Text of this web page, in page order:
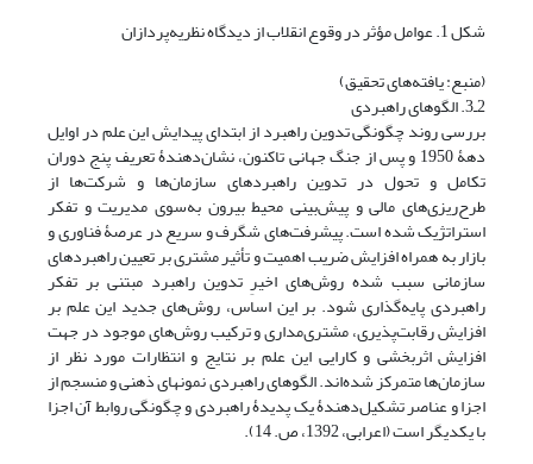
شکل 1. عوامل مؤثر در وقوع انقلاب از دیدگاه نظریه‌پردازان
(منبع: یافته‌های تحقیق)
2ـ3. الگوهای راهبردی
بررسی روند چگونگی تدوین راهبرد از ابتدای پیدایش این علم در اوایل
دهۀ 1950 و پس از جنگ جهانی تاکنون، نشان‌دهندۀ تعریف پنج دوران
تکامل و تحول در تدوین راهبردهای سازمان‌ها و شرکت‌ها از
طرح‌ریزی‌های مالی و پیش‌بینی محیط بیرون به‌سوی مدیریت و تفکر
استراتژیک شده است. پیشرفت‌های شگرف و سریع در عرصۀ فناوری و
بازار به همراه افزایش ضریب اهمیت و تأثیر مشتری بر تعیین راهبردهای
سازمانی سبب شده روش‌های اخیرِ تدوین راهبرد مبتنی بر تفکر
راهبردی پایه‌گذاری شود. بر این اساس، روش‌های جدید این علم بر
افزایش رقابت‌پذیری، مشتری‌مداری و ترکیب روش‌های موجود در جهت
افزایش اثربخشی و کارایی این علم بر نتایج و انتظارات مورد نظر از
سازمان‌ها متمرکز شده‌‌اند. الگوهای راهبردی نمونه‏ای ذهنی و منسجم از
اجزا و عناصر تشکیل‌دهندۀ یک پدیدۀ راهبردی و چگونگی روابط آن اجزا
با یکدیگر است (اعرابی، 1392، ص. 14).